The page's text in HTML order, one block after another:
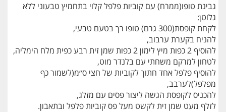
גבינת טופו(ממרח) עם קוביות פלפל קלוי בתחמיץ טבעוני ללא
גלוטן:
לקחת קופסת(300 גרם) טופו רך בטעם טבעי,
להניח בקערת ערבוב,
להוסיף 2 כפות מיץ לימון 2 כפות שמן זית רבע כפית מלח הימליה,
לטחון למרקם משחתי עם בלנדר מוט,
להוסיף פלפל אחד חתוך לקוביות של חצי ס״מ(לשמור כף
מפלפל)לערבב,
להכניס לקופסת הגשה ליצור פסים עם מזלג,
לזלף מעט שמן זית לקשט מעל פס קוביות פלפל ובתאבון.